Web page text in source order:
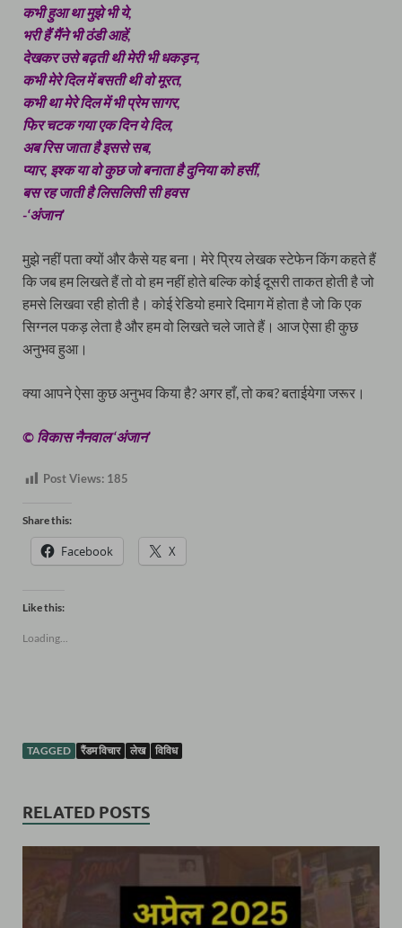
कभी हुआ था मुझे भी ये,
भरी हैं मैंने भी ठंडी आहें,
देखकर उसे बढ़ती थी मेरी भी धकड़न,
कभी मेरे दिल में बसती थी वो मूरत,
कभी था मेरे दिल में भी प्रेम सागर,
फिर चटक गया एक दिन ये दिल,
अब रिस जाता है इससे सब,
प्यार, इश्क या वो कुछ जो बनाता है दुनिया को हसीं,
बस रह जाती है लिसलिसी सी हवस
-‘अंजान’
मुझे नहीं पता क्यों और कैसे यह बना। मेरे प्रिय लेखक स्टेफेन किंग कहते हैं
कि जब हम लिखते हैं तो वो हम नहीं होते बल्कि कोई दूसरी ताकत होती है जो
हमसे लिखवा रही होती है। कोई रेडियो हमारे दिमाग में होता है जो कि एक
सिग्नल पकड़ लेता है और हम वो लिखते चले जाते हैं। आज ऐसा ही कुछ
अनुभव हुआ।
क्या आपने ऐसा कुछ अनुभव किया है? अगर हाँ, तो कब? बताईयेगा जरूर।
© विकास नैनवाल ‘अंजान’
Post Views: 185
Share this:
Facebook X
Like this:
Loading...
TAGGED रैंडम विचार लेख विविध
RELATED POSTS